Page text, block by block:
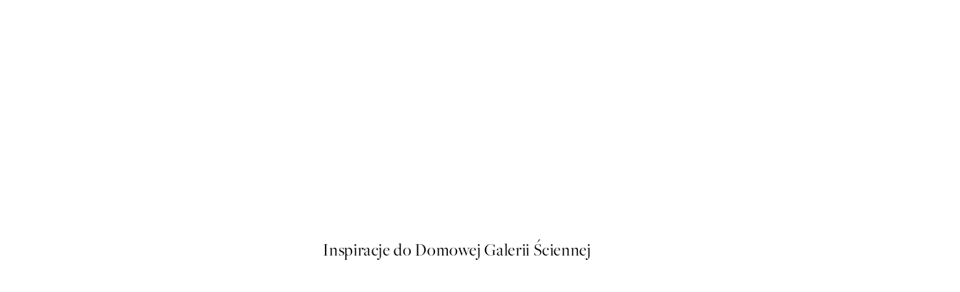
Inspiracje do Domowej Galerii Ściennej